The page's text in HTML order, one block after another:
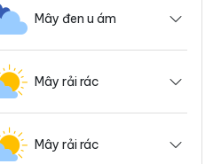
Mây đen u ám
Mây rải rác
Mây rải rác